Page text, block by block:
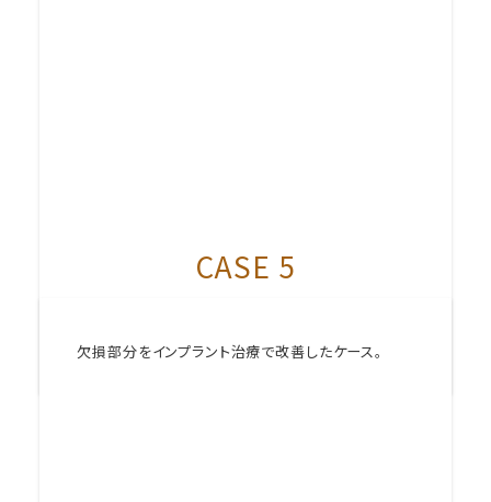
欠損部分をインプラント治療で改善したケース。
CASE 5